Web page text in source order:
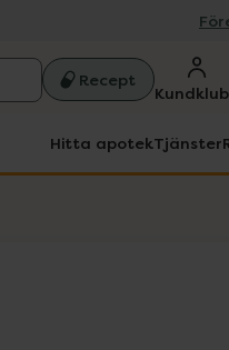
Recept
Hitta apotekTjänster